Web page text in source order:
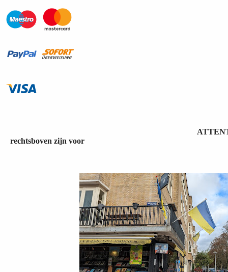
ATTENTIE en de
rechtsboven zijn voor